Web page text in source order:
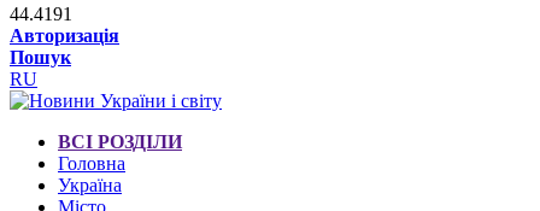
44.4191
Авторизація
Пошук
RU
ВСІ РОЗДІЛИ
Головна
Україна
Місто